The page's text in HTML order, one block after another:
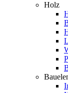
Holz